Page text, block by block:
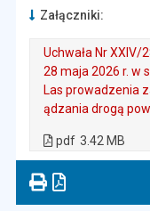
Załączniki:
Uchwała Nr XXIV/
28 maja 2026 r. w
Las prowadzenia
ądzania drogą
pdf 3.42 MB